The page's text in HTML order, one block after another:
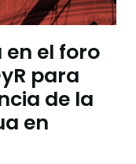
en el foro
para
de la
en